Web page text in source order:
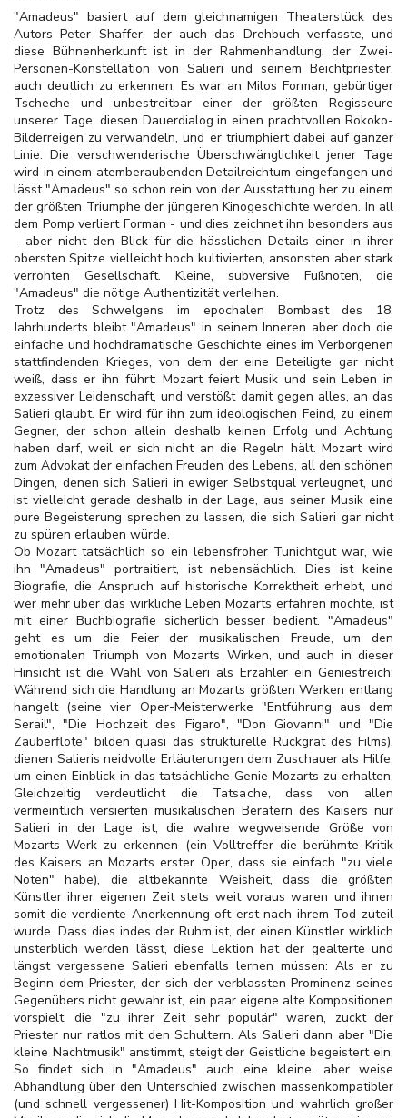
"Amadeus" basiert auf dem gleichnamigen Theaterstück des
Autors Peter Shaffer, der auch das Drehbuch verfasste, und
diese Bühnenherkunft ist in der Rahmenhandlung, der Zwei-
Personen-Konstellation von Salieri und seinem Beichtpriester,
auch deutlich zu erkennen. Es war an Milos Forman, gebürtiger
Tscheche und unbestreitbar einer der größten Regisseure
unserer Tage, diesen Dauerdialog in einen prachtvollen Rokoko-
Bilderreigen zu verwandeln, und er triumphiert dabei auf ganzer
Linie: Die verschwenderische Überschwänglichkeit jener Tage
wird in einem atemberaubenden Detailreichtum eingefangen und
lässt "Amadeus" so schon rein von der Ausstattung her zu einem
der größten Triumphe der jüngeren Kinogeschichte werden. In all
dem Pomp verliert Forman - und dies zeichnet ihn besonders aus
- aber nicht den Blick für die hässlichen Details einer in ihrer
obersten Spitze vielleicht hoch kultivierten, ansonsten aber stark
verrohten Gesellschaft. Kleine, subversive Fußnoten, die
"Amadeus" die nötige Authentizität verleihen.
Trotz des Schwelgens im epochalen Bombast des 18.
Jahrhunderts bleibt "Amadeus" in seinem Inneren aber doch die
einfache und hochdramatische Geschichte eines im Verborgenen
stattfindenden Krieges, von dem der eine Beteiligte gar nicht
weiß, dass er ihn führt: Mozart feiert Musik und sein Leben in
exzessiver Leidenschaft, und verstößt damit gegen alles, an das
Salieri glaubt. Er wird für ihn zum ideologischen Feind, zu einem
Gegner, der schon allein deshalb keinen Erfolg und Achtung
haben darf, weil er sich nicht an die Regeln hält. Mozart wird
zum Advokat der einfachen Freuden des Lebens, all den schönen
Dingen, denen sich Salieri in ewiger Selbstqual verleugnet, und
ist vielleicht gerade deshalb in der Lage, aus seiner Musik eine
pure Begeisterung sprechen zu lassen, die sich Salieri gar nicht
zu spüren erlauben würde.
Ob Mozart tatsächlich so ein lebensfroher Tunichtgut war, wie
ihn "Amadeus" portraitiert, ist nebensächlich. Dies ist keine
Biografie, die Anspruch auf historische Korrektheit erhebt, und
wer mehr über das wirkliche Leben Mozarts erfahren möchte, ist
mit einer Buchbiografie sicherlich besser bedient. "Amadeus"
geht es um die Feier der musikalischen Freude, um den
emotionalen Triumph von Mozarts Wirken, und auch in dieser
Hinsicht ist die Wahl von Salieri als Erzähler ein Geniestreich:
Während sich die Handlung an Mozarts größten Werken entlang
hangelt (seine vier Oper-Meisterwerke "Entführung aus dem
Serail", "Die Hochzeit des Figaro", "Don Giovanni" und "Die
Zauberflöte" bilden quasi das strukturelle Rückgrat des Films),
dienen Salieris neidvolle Erläuterungen dem Zuschauer als Hilfe,
um einen Einblick in das tatsächliche Genie Mozarts zu erhalten.
Gleichzeitig verdeutlicht die Tatsache, dass von allen
vermeintlich versierten musikalischen Beratern des Kaisers nur
Salieri in der Lage ist, die wahre wegweisende Größe von
Mozarts Werk zu erkennen (ein Volltreffer die berühmte Kritik
des Kaisers an Mozarts erster Oper, dass sie einfach "zu viele
Noten" habe), die altbekannte Weisheit, dass die größten
Künstler ihrer eigenen Zeit stets weit voraus waren und ihnen
somit die verdiente Anerkennung oft erst nach ihrem Tod zuteil
wurde. Dass dies indes der Ruhm ist, der einen Künstler wirklich
unsterblich werden lässt, diese Lektion hat der gealterte und
längst vergessene Salieri ebenfalls lernen müssen: Als er zu
Beginn dem Priester, der sich der verblassten Prominenz seines
Gegenübers nicht gewahr ist, ein paar eigene alte Kompositionen
vorspielt, die "zu ihrer Zeit sehr populär" waren, zuckt der
Priester nur ratlos mit den Schultern. Als Salieri dann aber "Die
kleine Nachtmusik" anstimmt, steigt der Geistliche begeistert ein.
So findet sich in "Amadeus" auch eine kleine, aber weise
Abhandlung über den Unterschied zwischen massenkompatibler
(und schnell vergessener) Hit-Komposition und wahrlich großer